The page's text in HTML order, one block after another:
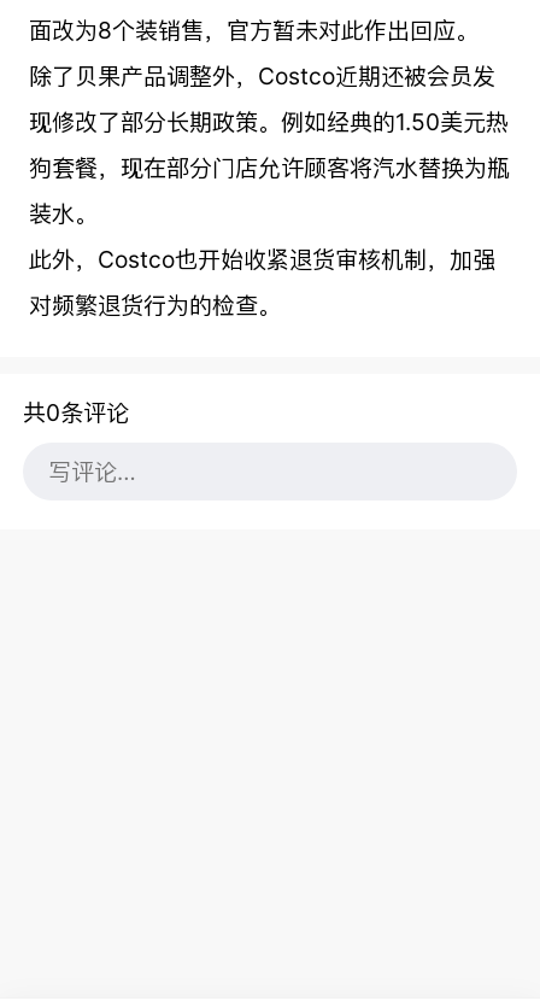
面改为8个装销售，官方暂未对此作出回应。
除了贝果产品调整外，Costco近期还被会员发
现修改了部分长期政策。例如经典的1.50美元热
狗套餐，现在部分门店允许顾客将汽水替换为瓶
装水。
此外，Costco也开始收紧退货审核机制，加强
对频繁退货行为的检查。
共0条评论